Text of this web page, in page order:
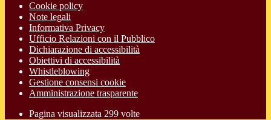
Cookie policy
Note legali
Informativa Privacy
Ufficio Relazioni con il Pubblico
Dichiarazione di accessibilità
Obiettivi di accessibilità
Whistleblowing
Gestione consensi cookie
Amministrazione trasparente
Pagina visualizzata 299 volte